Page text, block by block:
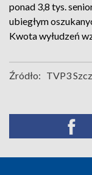
ponad 3,8 tys.
ubiegłym
Kwota wyłudzeń
Źródło: TVP3